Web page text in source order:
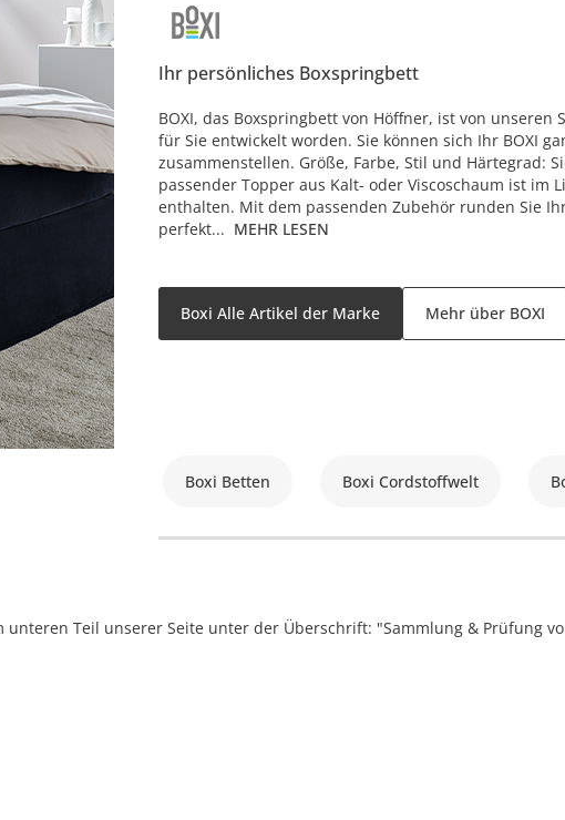
Ihr persönliches Boxspringbett
BOXI, das Boxspringbett von Höffner, ist von unseren
für Sie entwickelt worden. Sie können sich Ihr BOXI
zusammenstellen. Größe, Farbe, Stil und Härtegrad:
passender Topper aus Kalt- oder Viscoschaum ist im
enthalten. Mit dem passenden Zubehör runden Sie
perfekt... MEHR LESEN
Boxi Alle Artikel der Marke Mehr über BOXI
Boxi Betten Boxi Cordstoffwelt
Teil unserer Seite unter der Überschrift: "Sammlung & Prüfung